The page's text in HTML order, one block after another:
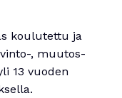
koulutettu ja
, muutos-
13 vuoden